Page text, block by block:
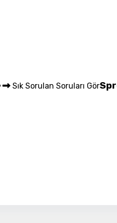
Sık Sorulan Soruları Gör